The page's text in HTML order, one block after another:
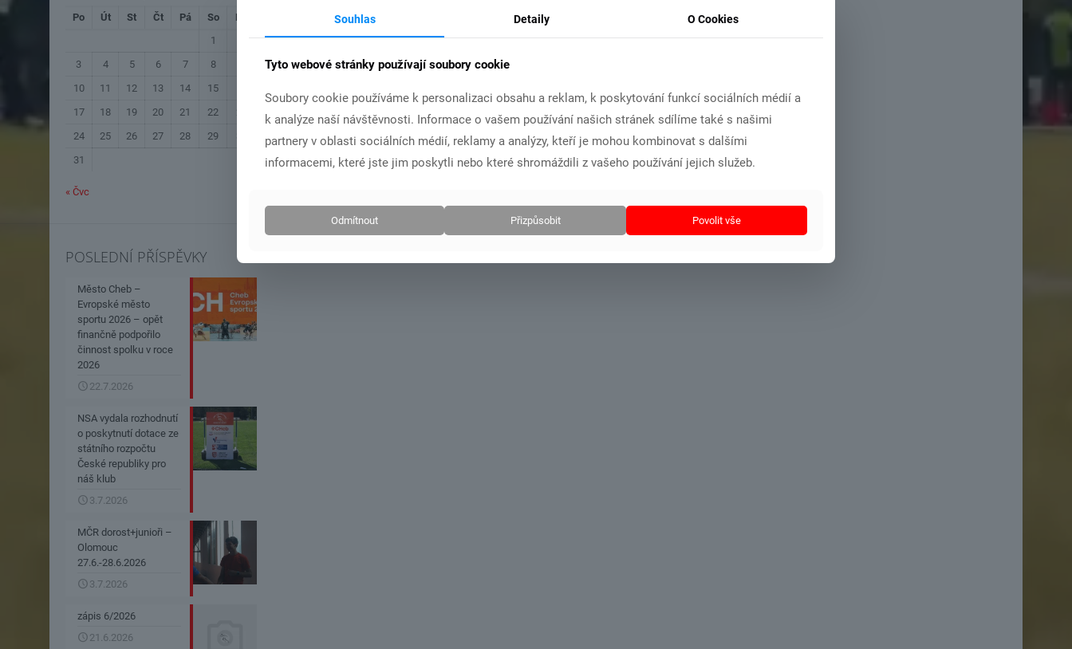
Číst více
Po Út St Čt Pá So
Ne
1
3
4 5 6 7 8
10
11 12 13 14 15
17
18 19 20 21 22
24
25 26 27 28 29
31
« Čvc
POSLEDNÍ PŘÍSPĚVKY
Město Cheb –
Evropské město
sportu 2026 – opět
finančně podpořilo
činnost spolku v roce
2026
22.7.2026
NSA vydala rozhodnutí
o poskytnutí dotace ze
státního rozpočtu
České republiky pro
náš klub
3.7.2026
MČR dorost+junioři –
Olomouc
27.6.-28.6.2026
3.7.2026
zápis 6/2026
21.6.2026
Souhlas Detaily O Cookies
Tyto webové stránky používají soubory cookie
Soubory cookie používáme k personalizaci obsahu a reklam, k poskytování funkcí sociálních médií a
k analýze naší návštěvnosti. Informace o vašem používání našich stránek sdílíme také s našimi
partnery v oblasti sociálních médií, reklamy a analýzy, kteří je mohou kombinovat s dalšími
informacemi, které jste jim poskytli nebo které shromáždili z vašeho používání jejich služeb.
Odmítnout Přizpůsobit Povolit vše